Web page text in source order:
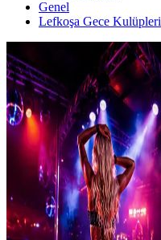
Genel
Lefkoşa Gece Kulüpleri